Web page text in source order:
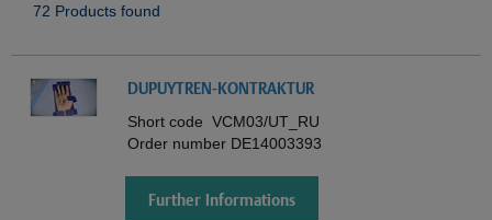
72 Products found
DUPUYTREN-KONTRAKTUR
Short code VCM03/UT_RU
Order number DE14003393
Further Informations